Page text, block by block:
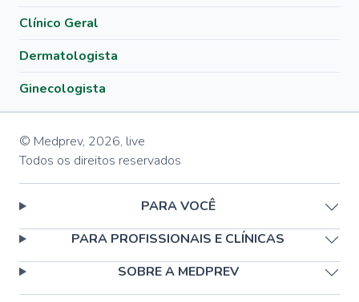
Clínico Geral
Dermatologista
Ginecologista
© Medprev, 2026, live
Todos os direitos reservados
PARA VOCÊ
PARA PROFISSIONAIS E CLÍNICAS
SOBRE A MEDPREV